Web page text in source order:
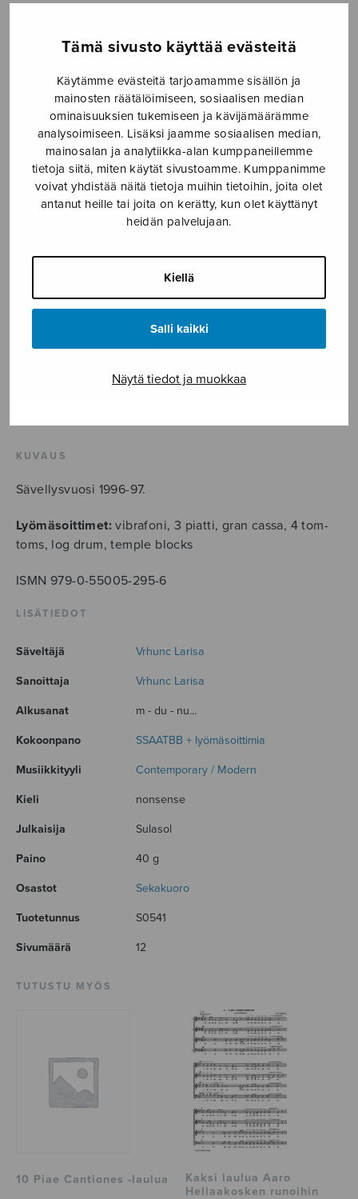
Tämä sivusto käyttää evästeitä
Käytämme evästeitä tarjoamamme sisällön ja
mainosten räätälöimiseen, sosiaalisen median
ominaisuuksien tukemiseen ja kävijämäärämme
analysoimiseen. Lisäksi jaamme sosiaalisen median,
mainosalan ja analytiikka-alan kumppaneillemme
tietoja siitä, miten käytät sivustoamme. Kumppanimme
voivat yhdistää näitä tietoja muihin tietoihin, joita olet
antanut heille tai joita on kerätty, kun olet käyttänyt
heidän palvelujaan.
Kiellä
Salli kaikki
Näytä tiedot ja muokkaa
O-A
KUVAUS
Sävellysvuosi 1996-97.
Lyömäsoittimet: vibrafoni, 3 piatti, gran cassa, 4 tom-
toms, log drum, temple blocks
ISMN 979-0-55005-295-6
LISÄTIEDOT
Säveltäjä Vrhunc Larisa
Sanoittaja Vrhunc Larisa
Alkusanat m - du - nu...
Kokoonpano SSAATBB + lyömäsoittimia
Musiikkityyli Contemporary / Modern
Kieli nonsense
Julkaisija Sulasol
Paino 40 g
Osastot Sekakuoro
Tuotetunnus S0541
Sivumäärä 12
TUTUSTU MYÖS
10 Piae Cantiones -laulua
Kaksi laulua Aaro
Hellaakosken runoihin